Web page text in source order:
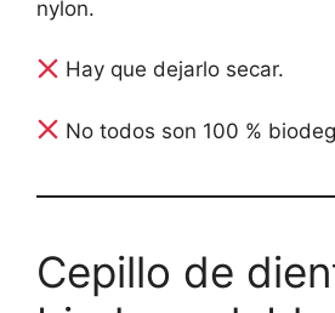
nylon.
Hay que dejarlo secar.
No todos son 100 %
Cepillo de